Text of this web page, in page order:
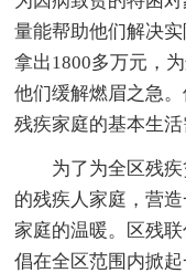
量能帮助他们解决
拿出1800多万元，
他们缓解燃眉之急
残疾家庭的基本生活
为了为全区残疾
的残疾人家庭，营
家庭的温暖。区残
倡在全区范围内掀